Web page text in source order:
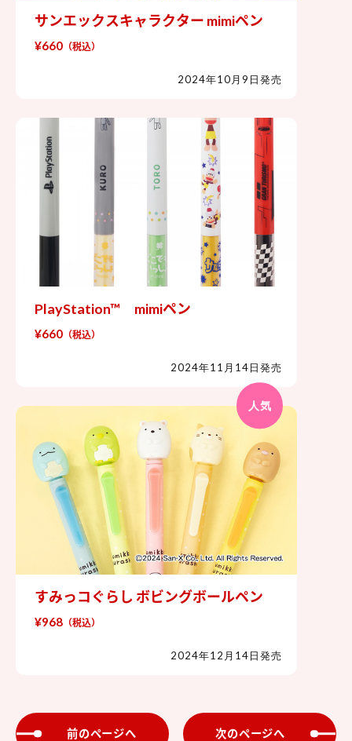
サンエックスキャラクター mimiペン
サンエックスキャラクター mimiペン
¥660 （税込）
2024年10月9日発売
PlayStation™ mimiペン
PlayStation™ mimiペン
¥660 （税込）
2024年11月14日発売
人気
すみっコぐらし ボビングボールペン
すみっコぐらし ボビングボールペン
¥968 （税込）
2024年12月14日発売
前のページへ 次のページへ